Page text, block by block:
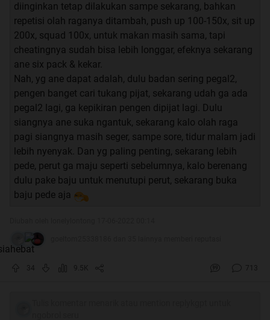
diinginkan tetap dilakukan sampe sekarang, bahkan
repetisi olah raganya ditambah, push up 100-150x, sit up
200x, squad 100x, untuk makan masih sama, tapi
cheatingnya sudah bisa lebih longgar, efeknya sekarang
ane six pack & kekar.
Nah, yg ane dapat adalah, dulu badan sering pegal2,
pengen banget cari tukang pijat, sekarang udah ga ada
pegal2 lagi, ga kepikiran pengen dipijat lagi. Dulu
siangnya ane suka ngantuk, sekarang kalo olah raga
pagi siangnya masih seger, sampe sore, tidur malam jadi
lebih nyenyak. Dan yg paling penting, sekarang lebih
pede, perut ga maju seperti sebelumnya, kalo berenang
dulu pake baju untuk menutupi perut, sekarang buka
baju pede aja
34 9.5K 713